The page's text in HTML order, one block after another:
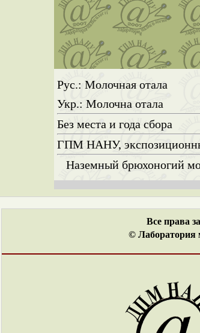
Рус.: Молочная отала
Укр.: Молочна отала
Без места и года сбора
ГПМ НАНУ,
Наземный брюхоногий
Все права
© Лаборатория